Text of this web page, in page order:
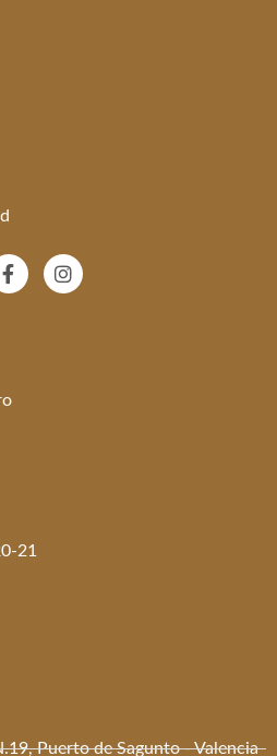
F
a
k
I
n
21
Puerto de Sagunto - Valencia